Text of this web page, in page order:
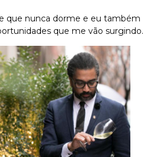
que nunca dorme e eu também
que me vão surgindo.